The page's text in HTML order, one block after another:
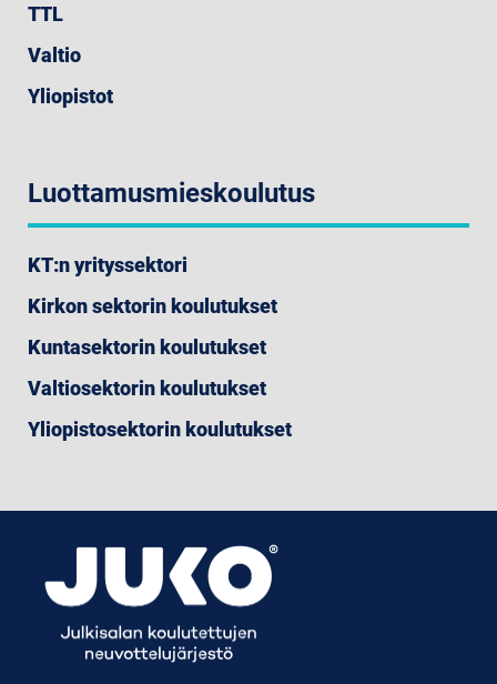
TTL
Valtio
Yliopistot
Luottamusmieskoulutus
KT:n yrityssektori
Kirkon sektorin koulutukset
Kuntasektorin koulutukset
Valtiosektorin koulutukset
Yliopistosektorin koulutukset